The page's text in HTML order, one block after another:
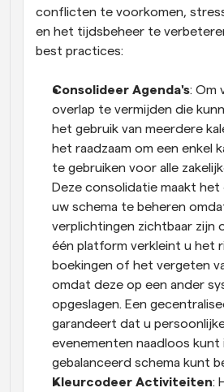
conflicten te voorkomen,
en het tijdsbeheer te
best practices:
Consolideer Agenda's: Om
overlap te vermijden die
het gebruik van meerdere
het raadzaam om een enkel
te gebruiken voor alle
Deze consolidatie maakt het
uw schema te beheren
verplichtingen zichtbaar zijn
één platform verkleint u het
boekingen of het vergeten
omdat deze op een ander
opgeslagen. Een
garandeert dat u
evenementen naadloos kunt
gebalanceerd schema kunt
Kleurcodeer Activiteiten: